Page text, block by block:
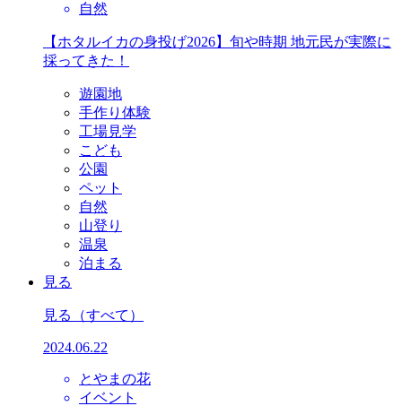
自然
【ホタルイカの身投げ2026】旬や時期 地元民が実際に
採ってきた！
遊園地
手作り体験
工場見学
こども
公園
ペット
自然
山登り
温泉
泊まる
見る
見る （すべて）
2024.06.22
とやまの花
イベント